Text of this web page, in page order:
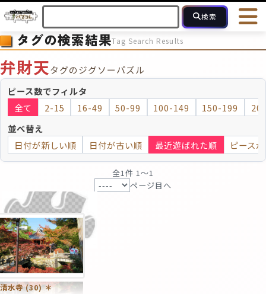
検索
HOME 会員登録
ヘルプ
最近投稿され
ピース数 2～15 16～49 50～99 100
モザイク モザイクのみ
タグの検索結果Tag Search Results
弁財天タグのジグソーパズル
ピース数でフィルタ
全て
2-15 16-49 50-99 100-149 150-199
並べ替え
日付が新しい順
日付が古い順 最近遊ばれた順 ピース
全1件 1〜1
ページ目へ
清水寺 (30) ＊